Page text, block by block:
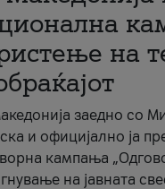
на
заедно со
и официјално ја
кампања
на јавната